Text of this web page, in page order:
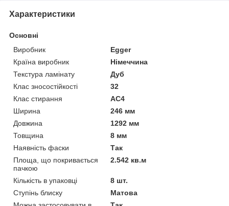
Характеристики
Основні
Виробник
Egger
Країна виробник
Німеччина
Текстура ламінату
Дуб
Клас зносостійкості
32
Клас стирання
АС4
Ширина
246 мм
Довжина
1292 мм
Товщина
8 мм
Наявність фаски
Так
Площа, що покривається
пачкою
2.542 кв.м
Кількість в упаковці
8 шт.
Ступінь блиску
Матова